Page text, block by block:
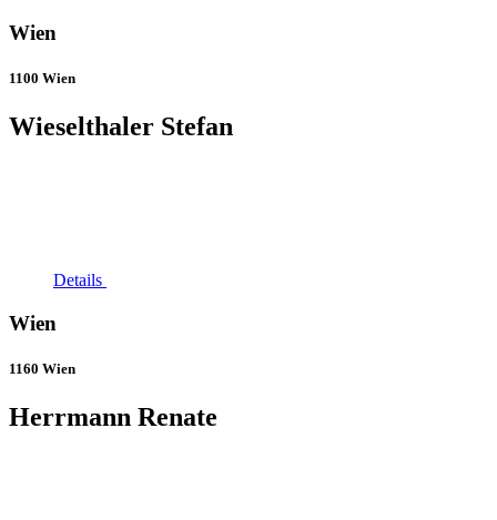
Wien
1100 Wien
Wieselthaler Stefan
Details
Wien
1160 Wien
Herrmann Renate